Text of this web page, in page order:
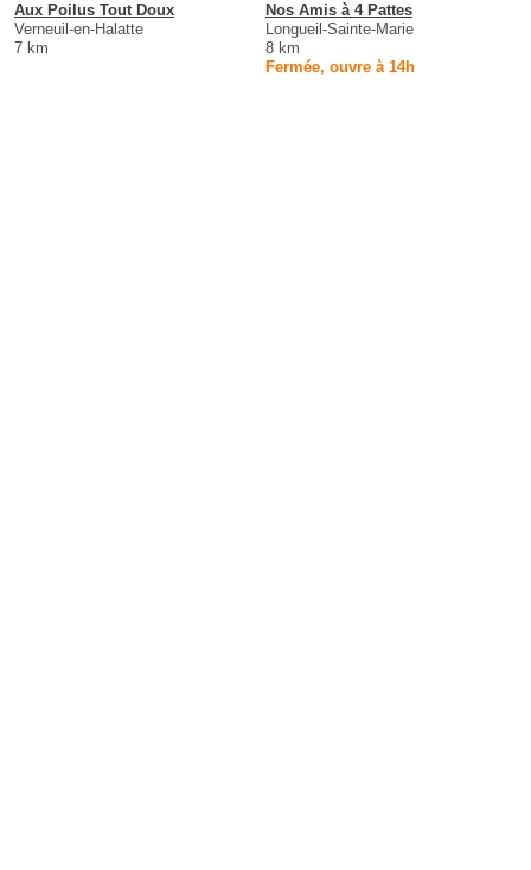
Aux Poilus Tout Doux
Verneuil-en-Halatte
7 km
Nos Amis à 4 Pattes
Longueil-Sainte-Marie
8 km
Fermée, ouvre à 14h